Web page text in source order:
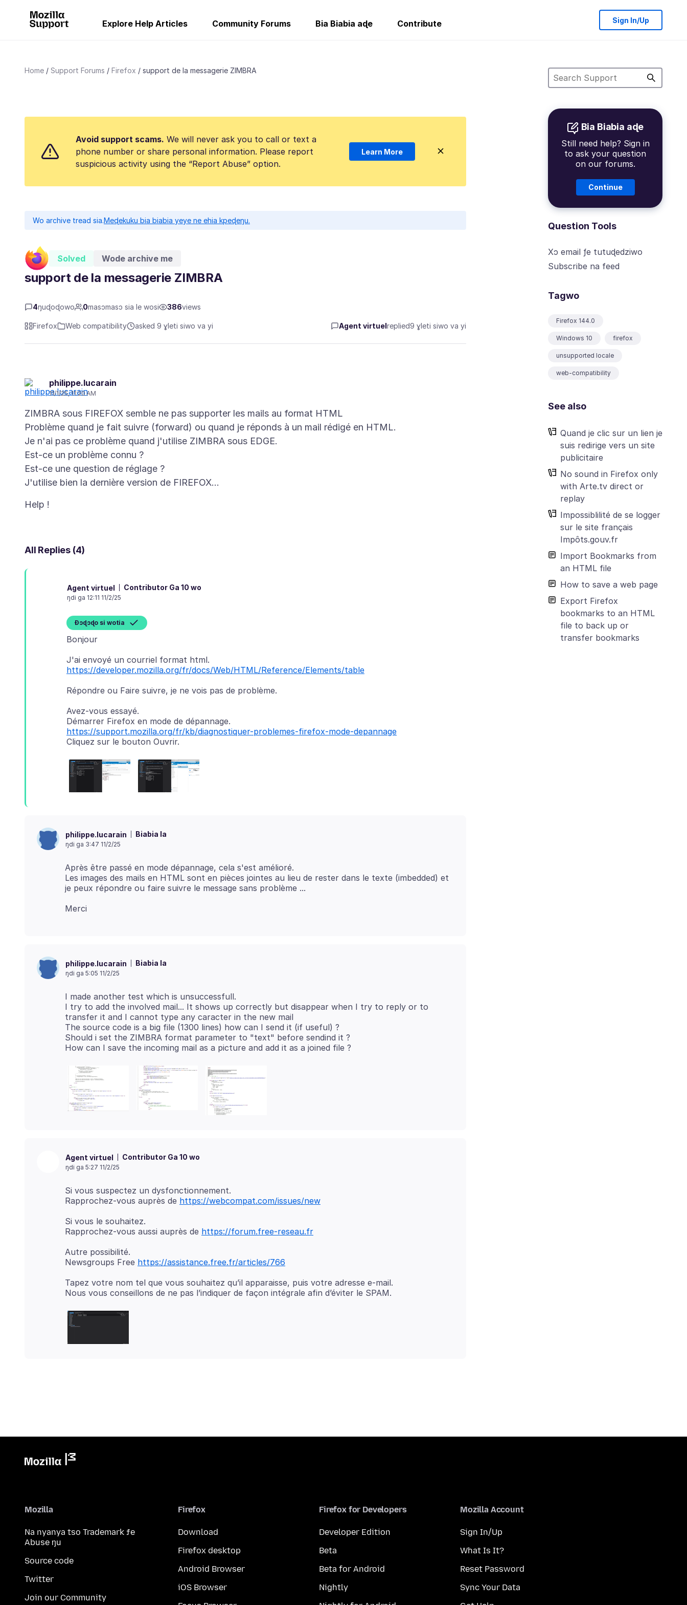
Explore Help Articles Community Forums Bia Biabia aɖe Contribute Sign In/Up
Home Support Forums Firefox support de la messagerie ZIMBRA
Bia Biabia aɖe
Still need help? Sign in
to ask your question
on our forums.
Continue
Question Tools
Xɔ email ƒe tutuɖedziwo
Subscribe na feed
Tagwo
Firefox 144.0
Windows 10 firefox
unsupported locale
web-compatibility
See also
Quand je clic sur un lien je
suis redirige vers un site
publicitaire
No sound in Firefox only
with Arte.tv direct or
replay
Impossiblilité de se logger
sur le site français
Impôts.gouv.fr
Import Bookmarks from
an HTML file
How to save a web page
Export Firefox
bookmarks to an HTML
file to back up or
transfer bookmarks
Avoid support scams. We will never ask you to call or text a
phone number or share personal information. Please report
suspicious activity using the “Report Abuse” option.
Learn More
Wo archive tread sia.Meɖekuku bia biabia yeye ne ehia kpeɖeŋu.
Solved Wode archive me
support de la messagerie ZIMBRA
4ŋuɖoɖowo 0masɔmasɔ sia le wosi 386views
Firefox Web compatibility asked 9 ɣleti siwo va yi Agent virtuel replied9 ɣleti siwo va yi
philippe.lucarain
11/1/25, 11:20 AM
ZIMBRA sous FIREFOX semble ne pas supporter les mails au format HTML
Problème quand je fait suivre (forward) ou quand je réponds à un mail rédigé en HTML.
Je n'ai pas ce problème quand j'utilise ZIMBRA sous EDGE.
Est-ce un problème connu ?
Est-ce une question de réglage ?
All Replies (4)
Agent virtuel Contributor Ga 10 wo
ŋdi ga 12:11 11/2/25
Ɖɔɖɔɖo si wotia
https://developer.mozilla.org/fr/docs/Web/HTML/Reference/Elements/table
Avez-vous essayé.
https://support.mozilla.org/fr/kb/diagnostiquer-problemes-firefox-mode-depannage
philippe.lucarain Biabia la
ŋdi ga 3:47 11/2/25
Après être passé en mode dépannage, cela s'est amélioré.
Les images des mails en HTML sont en pièces jointes au lieu de rester dans le texte (imbedded) et
philippe.lucarain Biabia la
ŋdi ga 5:05 11/2/25
I made another test which is unsuccessfull.
I try to add the involved mail... It shows up correctly but disappear when I try to reply or to
transfer it and I cannot type any caracter in the new mail
The source code is a big file (1300 lines) how can I send it (if useful) ?
Should i set the ZIMBRA format parameter to "text" before sendind it ?
Agent virtuel Contributor Ga 10 wo
ŋdi ga 5:27 11/2/25
Si vous suspectez un dysfonctionnement.
Rapprochez-vous auprès de https://webcompat.com/issues/new
Si vous le souhaitez.
Rapprochez-vous aussi auprès de https://forum.free-reseau.fr
Autre possibilité.
Newsgroups Free https://assistance.free.fr/articles/766
Tapez votre nom tel que vous souhaitez qu’il apparaisse, puis votre adresse e-mail.
Mozilla
Na nyanya tso Trademark ƒe
Abuse ŋu
Source code
Twitter
Join our Community
Firefox
Download
Firefox desktop
Android Browser
iOS Browser
Firefox for Developers
Developer Edition
Beta
Beta for Android
Nightly
Mozilla Account
Sign In/Up
What Is It?
Reset Password
Sync Your Data